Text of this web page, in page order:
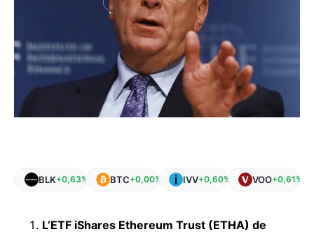
BLK+0,63% BTC+0,00% IVV+0,60% VOO+0,61%
L’ETF iShares Ethereum Trust (ETHA) de